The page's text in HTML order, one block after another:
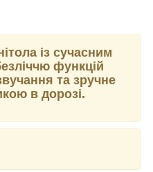
із сучасним
функцій
та зручне
в дорозі.